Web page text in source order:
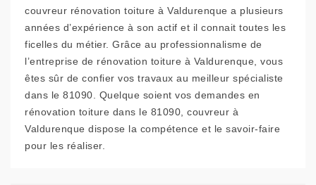
couvreur rénovation toiture à Valdurenque a plusieurs
années d’expérience à son actif et il connait toutes les
ficelles du métier. Grâce au professionnalisme de
l’entreprise de rénovation toiture à Valdurenque, vous
êtes sûr de confier vos travaux au meilleur spécialiste
dans le 81090. Quelque soient vos demandes en
rénovation toiture dans le 81090, couvreur à
Valdurenque dispose la compétence et le savoir-faire
pour les réaliser.